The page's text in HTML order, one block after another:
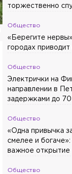
торжественно
Общество
«Берегите
городах приводит
Общество
Электрички на
направлении в
задержками до 70
Общество
«Одна привычка
смелее и
важное открытие
Общество